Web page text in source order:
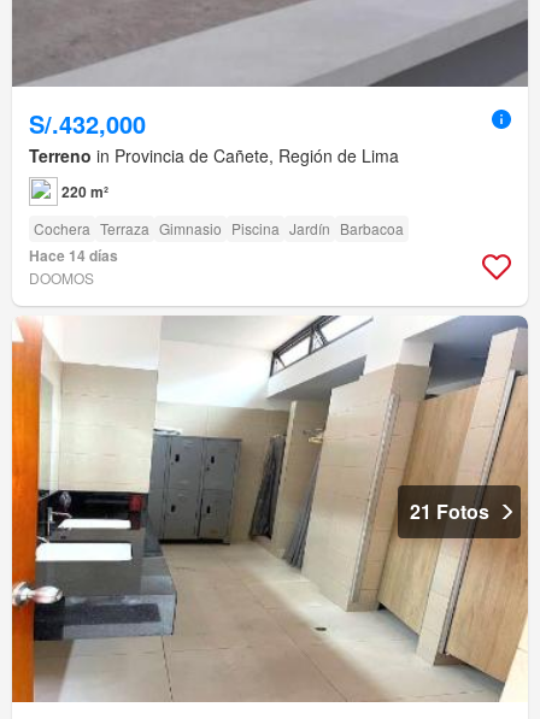
S/.432,000
Terreno in Provincia de Cañete, Región de Lima
220 m²
Cochera Terraza Gimnasio Piscina Jardín Barbacoa
Hace 14 días
DOOMOS
21 Fotos